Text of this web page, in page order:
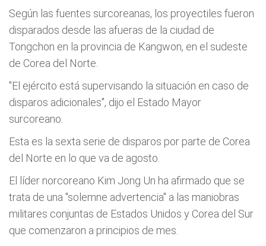
Según las fuentes surcoreanas, los proyectiles fueron
disparados desde las afueras de la ciudad de
Tongchon en la provincia de Kangwon, en el sudeste
de Corea del Norte.
"El ejército está supervisando la situación en caso de
disparos adicionales", dijo el Estado Mayor
surcoreano.
Esta es la sexta serie de disparos por parte de Corea
del Norte en lo que va de agosto.
El líder norcoreano Kim Jong Un ha afirmado que se
trata de una "solemne advertencia" a las maniobras
militares conjuntas de Estados Unidos y Corea del Sur
que comenzaron a principios de mes.